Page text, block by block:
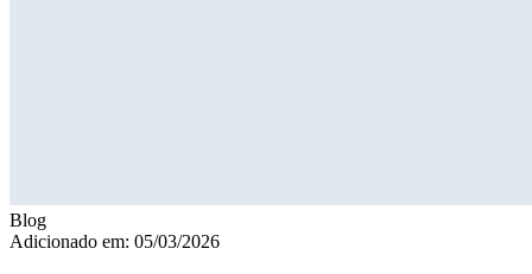
Blog
Adicionado em: 05/03/2026